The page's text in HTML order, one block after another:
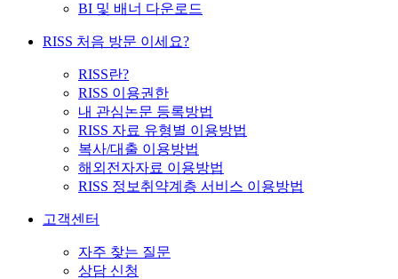
BI 및 배너 다운로드
RISS 처음 방문 이세요?
RISS란?
RISS 이용권한
내 관심논문 등록방법
RISS 자료 유형별 이용방법
복사/대출 이용방법
해외전자자료 이용방법
RISS 정보취약계층 서비스 이용방법
고객센터
자주 찾는 질문
상담 신청